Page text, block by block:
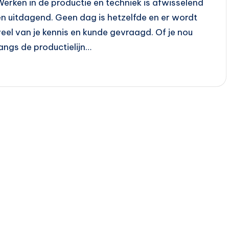
in de productie en techniek is afwisselend
uitdagend. Geen dag is hetzelfde en er wordt
van je kennis en kunde gevraagd. Of je nou
de productielijn…